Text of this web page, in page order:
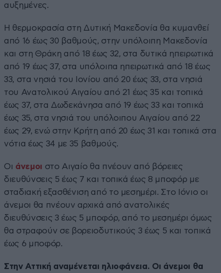
αυξημένες.
Η θερμοκρασία στη Δυτική Μακεδονία θα κυμανθεί
από 16 έως 30 βαθμούς, στην υπόλοιπη Μακεδονία
και στη Θράκη από 18 έως 32, στα δυτικά ηπειρωτικά
από 19 έως 37, στα υπόλοιπα ηπειρωτικά από 18 έως
33, στα νησιά του Ιονίου από 20 έως 33, στα νησιά
του Ανατολικού Αιγαίου από 21 έως 35 και τοπικά
έως 37, στα Δωδεκάνησα από 19 έως 33 και τοπικά
έως 35, στα νησιά του υπόλοιπου Αιγαίου από 22
έως 29, ενώ στην Κρήτη από 20 έως 31 και τοπικά στα
νότια έως 34 με 35 βαθμούς.
Οι άνεμοι στο Αιγαίο θα πνέουν από βόρειες
διευθύνσεις 5 έως 7 και τοπικά έως 8 μποφόρ με
σταδιακή εξασθένιση από το μεσημέρι. Στο Ιόνιο οι
άνεμοι θα πνέουν αρχικά από ανατολικές
διευθύνσεις 3 έως 5 μποφόρ, από το μεσημέρι όμως
θα στραφούν σε βορειοδυτικούς 3 έως 5 και τοπικά
έως 6 μποφόρ.
Στην Αττική αναμένεται ηλιοφάνεια. Οι άνεμοι θα